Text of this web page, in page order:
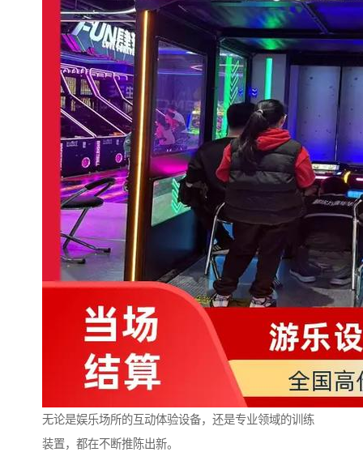
无论是娱乐场所的互动体验设备，还是专业领域的训练
装置，都在不断推陈出新。